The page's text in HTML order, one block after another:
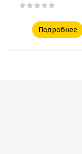
Подробнее